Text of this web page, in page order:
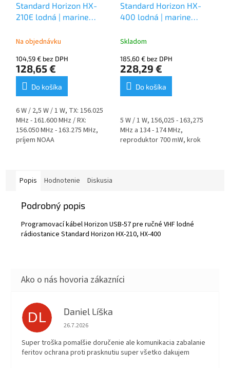
Standard Horizon HX-
210E lodná | marine
Na objednávku
104,59 € bez DPH
128,65 €
Do košíka
6 W / 2,5 W / 1 W, TX: 156.025
MHz - 161.600 MHz / RX:
156.050 MHz - 163.275 MHz,
príjem NOAA
FM rozhlasový prijímač 65 -
mW, vodou aktivované
núdzové svetlo.
Obsah balenia:rádiostanica,
kolíska, spona na opasok.
Standard Horizon HX-
400 lodná | marine
Skladom
185,60 € bez DPH
228,29 €
Do košíka
5 W / 1 W, 156,025 - 163,275
MHz a 134 - 174 MHz,
reproduktor 700 mW, krok
Pri zakúpení rádiostanice
HX-400 od nás dostanete
Popis Hodnotenie Diskusia
Podrobný popis
Programovací kábel Horizon USB-57 pre ručné VHF lodné
rádiostanice Standard Horizon HX-210, HX-400
DL Daniel Líška
Hodnotenie obchodu je 5 z 5 hviezdičiek.
26.7.2026
Super troška pomalšie doručenie ale komunikacia zabalanie
feritov ochrana proti prasknutiu super všetko dakujem